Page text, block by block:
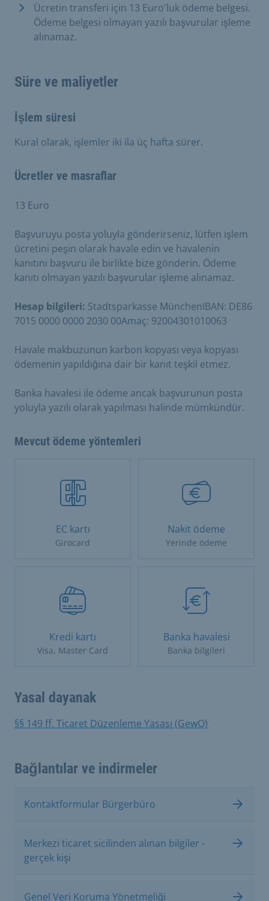
Ücretin transferi için 13 Euro'luk ödeme belgesi.
Ödeme belgesi olmayan yazılı başvurular işleme
alınamaz.
Süre ve maliyetler
İşlem süresi
Kural olarak, işlemler iki ila üç hafta sürer.
Ücretler ve masraflar
13 Euro
Başvuruyu posta yoluyla gönderirseniz, lütfen işlem
ücretini peşin olarak havale edin ve havalenin
kanıtını başvuru ile birlikte bize gönderin. Ödeme
kanıtı olmayan yazılı başvurular işleme alınamaz.
Hesap bilgileri: Stadtsparkasse MünchenIBAN: DE86
7015 0000 0000 2030 00Amaç: 92004301010063
Havale makbuzunun karbon kopyası veya kopyası
ödemenin yapıldığına dair bir kanıt teşkil etmez.
Banka havalesi ile ödeme ancak başvurunun posta
yoluyla yazılı olarak yapılması halinde mümkündür.
Mevcut ödeme yöntemleri
EC kartı
Girocard
Nakit ödeme
Yerinde ödeme
Kredi kartı
Visa, Master Card
Banka havalesi
Banka bilgileri
Yasal dayanak
§§ 149 ff. Ticaret Düzenleme Yasası (GewO)
Bağlantılar ve indirmeler
Kontaktformular Bürgerbüro
Merkezi ticaret sicilinden alınan bilgiler -
gerçek kişi
Genel Veri Koruma Yönetmeliği